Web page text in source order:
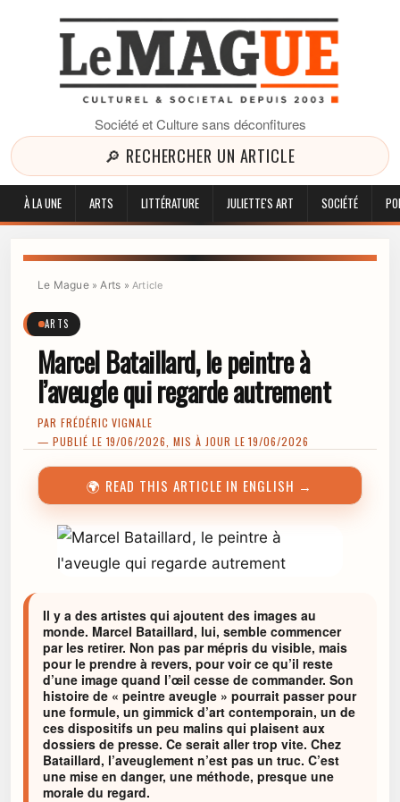
Société et Culture sans déconfitures
🔎 RECHERCHER UN ARTICLE
À LA UNE ARTS LITTÉRATURE JULIETTE'S ART SOCIÉTÉ
Le Mague»Arts » Article
ARTS
Marcel Bataillard, le peintre à
l’aveugle qui regarde autrement
PAR FRÉDÉRIC VIGNALE
— PUBLIÉ LE 19/06/2026, MIS À JOUR LE 19/06/2026
🌍 READ THIS ARTICLE IN ENGLISH →
Il y a des artistes qui ajoutent des images au
monde. Marcel Bataillard, lui, semble commencer
par les retirer. Non pas par mépris du visible, mais
pour le prendre à revers, pour voir ce qu’il reste
d’une image quand l’œil cesse de commander. Son
histoire de « peintre aveugle » pourrait passer pour
une formule, un gimmick d’art contemporain, un de
ces dispositifs un peu malins qui plaisent aux
dossiers de presse. Ce serait aller trop vite. Chez
Bataillard, l’aveuglement n’est pas un truc. C’est
une mise en danger, une méthode, presque une
morale du regard.